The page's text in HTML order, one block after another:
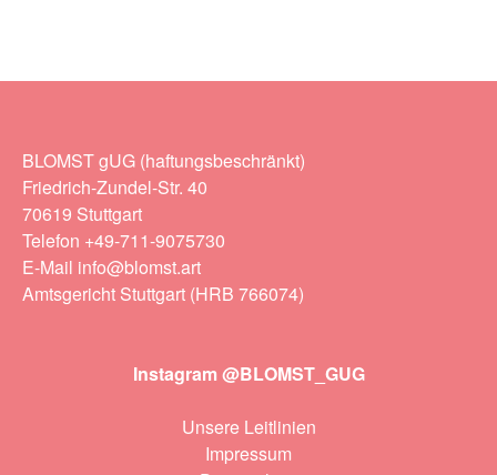
BLOMST gUG (haftungsbeschränkt)
Friedrich-Zundel-Str. 40
70619 Stuttgart
Telefon +49-711-9075730
E-Mail info@blomst.art
Amtsgericht Stuttgart (HRB 766074)
Instagram @BLOMST_GUG
Unsere Leitlinien
Impressum